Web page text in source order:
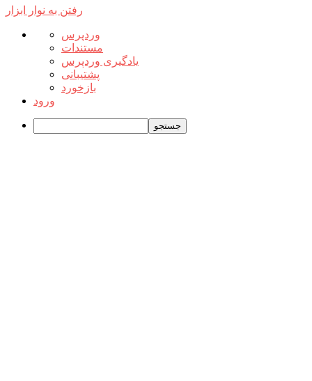
رفتن به نوار ابزار
درباره
وردپرس
وردپرس
مستندات
یادگیری وردپرس
پشتیبانی
بازخورد
ورود
جستجو